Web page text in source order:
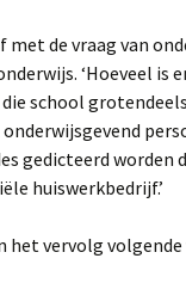
de vraag van
‘Hoeveel is
school
onderwijsgevend
gedicteerd worden
huiswerkbedrijf.’
het vervolg volgende